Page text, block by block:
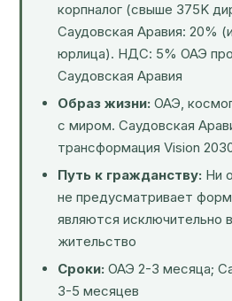
корпналог (свыше 375K
Саудовская Аравия: 20%
юрлица). НДС: 5% ОАЭ
Саудовская Аравия
Образ жизни: ОАЭ,
с миром. Саудовская
трансформация Vision
Путь к гражданству: Ни
не предусматривает
являются исключительно
жительство
Сроки: ОАЭ 2-3 месяца;
3-5 месяцев